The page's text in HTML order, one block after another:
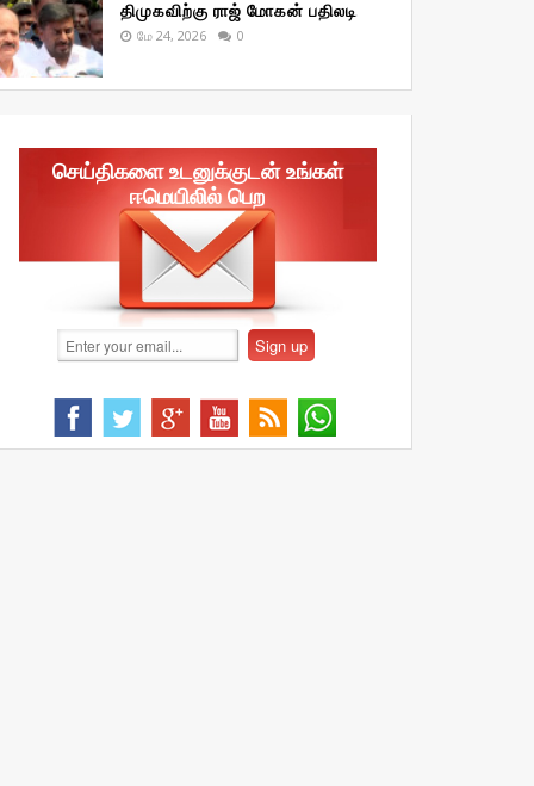
திமுகவிற்கு ராஜ் மோகன் பதிலடி
மே 24, 2026 0
செய்திகளை உடனுக்குடன் உங்கள்
ஈமெயிலில் பெற